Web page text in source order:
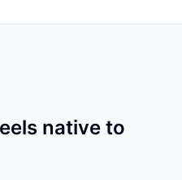
native to